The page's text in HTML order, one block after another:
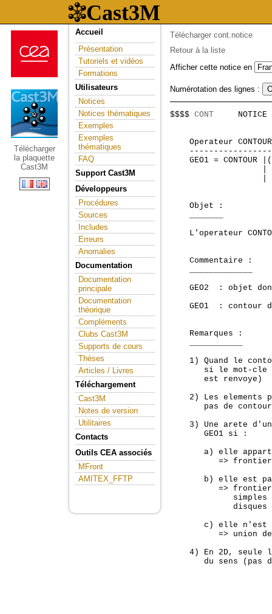
Télécharger
la plaquette
Cast3M
Accueil
Présentation
Tutoriels et vidéos
Formations
Utilisateurs
Notices
Notices thématiques
Exemples
Exemples
thématiques
FAQ
Support Cast3M
Développeurs
Procédures
Sources
Includes
Erreurs
Anomalies
Documentation
Documentation
principale
Documentation
théorique
Compléments
Clubs Cast3M
Supports de cours
Thèses
Articles / Livres
Téléchargement
Cast3M
Notes de version
Utilitaires
Contacts
Outils CEA associés
MFront
AMITEX_FFTP
Télécharger cont.notice
Retour à la liste
Afficher cette notice en
Numérotation des lignes :
$$$$ CONT
Operateur
GEO1 = CONTOUR
    Objet :
L'operateur
    Commentaire :
GEO2  : objet
GEO1  : contour
    Remarques :
1) Quand le
si le mot-cle
       est renvoye)
2) Les elements
       pas de contour
3) Une arete
       GEO1 si :
a) elle
=>
b) elle est
=>
simples
disques
c) elle n'est
=> union
4) En 2D, seule
du sens (pas